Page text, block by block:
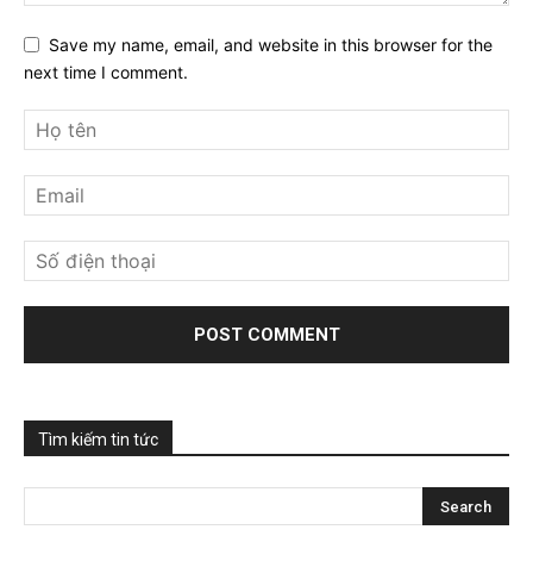
Save my name, email, and website in this browser for the
next time I comment.
Tìm kiếm tin tức